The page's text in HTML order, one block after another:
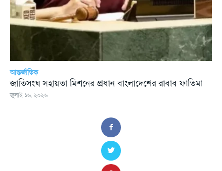
আন্তর্জাতিক
জাতিসংঘ সহায়তা মিশনের প্রধান বাংলাদেশের রাবাব ফাতিমা
জুলাই ১৬, ২০২৬